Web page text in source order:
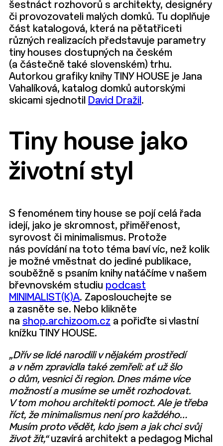
šestnáct rozhovorů s architekty, designéry
či provozovateli malých domků. Tu doplňuje
část katalogová, která na pětatřiceti
různých realizacích představuje parametry
tiny houses dostupných na českém
(a částečně také slovenském) trhu.
Autorkou grafiky knihy TINY HOUSE je Jana
Vahalíková, katalog domků autorskými
skicami sjednotil
David Dražil .
Tiny house jako
životní styl
S fenoménem tiny house se pojí celá řada
idejí, jako je skromnost, přiměřenost,
syrovost či minimalismus. Protože
nás povídání na toto téma baví víc, než kolik
je možné vměstnat do jediné publikace,
souběžně s psaním knihy natáčíme v našem
břevnovském studiu podcast
MINIMALIST(K)A. Zaposlouchejte se
a zasněte se. Nebo klikněte
na shop.archizoom.cz a pořiďte si vlastní
knížku TINY HOUSE.
„Dřív se lidé narodili v nějakém prostředí
a v něm zpravidla také zemřeli: ať už šlo
o dům, vesnici či region. Dnes máme více
možností a musíme se umět rozhodovat.
V tom mohou architekti pomoct. Ale je třeba
říct, že minimalismus není pro každého…
Musím proto vědět, kdo jsem a jak chci svůj
život žít,“uzavírá architekt a pedagog Michal